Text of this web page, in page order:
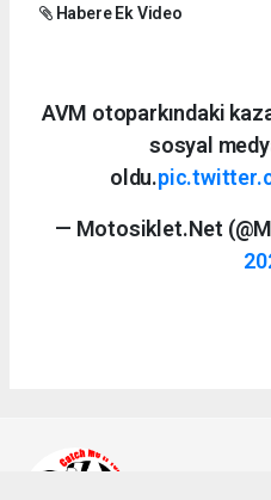
Habere Ek Video
AVM otoparkındaki
sosyal
oldu.
— Motosiklet.Net